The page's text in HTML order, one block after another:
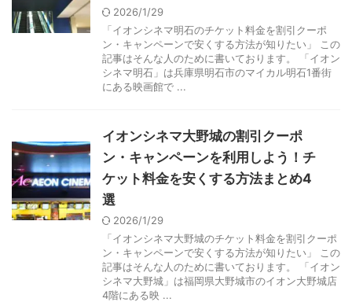
2026/1/29
「イオンシネマ明石のチケット料金を割引クーポ
ン・キャンペーンで安くする方法が知りたい」 この
記事はそんな人のために書いております。 「イオン
シネマ明石」は兵庫県明石市のマイカル明石1番街
にある映画館で ...
イオンシネマ大野城の割引クーポ
ン・キャンペーンを利用しよう！チ
ケット料金を安くする方法まとめ4
選
2026/1/29
「イオンシネマ大野城のチケット料金を割引クーポ
ン・キャンペーンで安くする方法が知りたい」 この
記事はそんな人のために書いております。 「イオン
シネマ大野城」は福岡県大野城市のイオン大野城店
4階にある映 ...